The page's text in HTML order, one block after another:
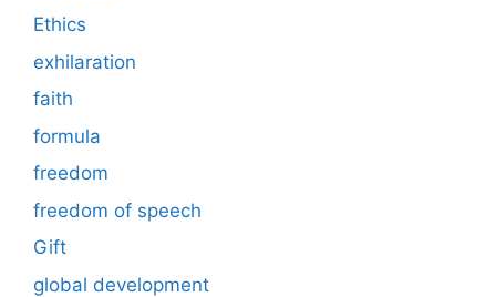
Ethics
exhilaration
faith
formula
freedom
freedom of speech
Gift
global development